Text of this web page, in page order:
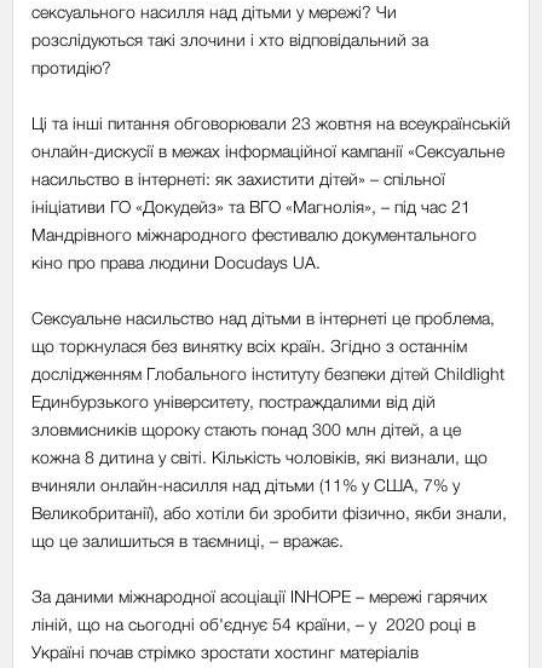
сексуального насилля над дітьми у мережі? Чи
розслідуються такі злочини і хто відповідальний за
протидію?
Ці та інші питання обговорювали 23 жовтня на всеукраїнській
онлайн-дискусії в межах інформаційної кампанії «Сексуальне
насильство в інтернеті: як захистити дітей» – спільної
ініціативи ГО «Докудейз» та ВГО «Магнолія», – під час 21
Мандрівного міжнародного фестивалю документального
кіно про права людини Docudays UA.
Сексуальне насильство над дітьми в інтернеті це проблема,
що торкнулася без винятку всіх країн. Згідно з останнім
дослідженням Глобального інституту безпеки дітей Childlight
Единбурзького університету, постраждалими від дій
зловмисників щороку стають понад 300 млн дітей, а це
кожна 8 дитина у світі. Кількість чоловіків, які визнали, що
вчиняли онлайн-насилля над дітьми (11% у США, 7% у
Великобританії), або хотіли би зробити фізично, якби знали,
що це залишиться в таємниці, – вражає.
За даними міжнародної асоціації INHOPE – мережі гарячих
ліній, що на сьогодні об'єднує 54 країни, – у 2020 році в
Україні почав стрімко зростати хостинг матеріалів